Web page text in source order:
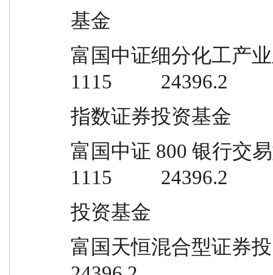
基金
富国中证细分化工产
1115          24396.2
指数证券投资基金
富国中证 800 银行交
1115          24396.2
投资基金
富国天恒混合型证券投